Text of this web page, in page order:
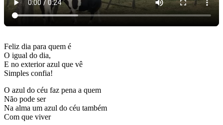
Feliz dia para quem é
O igual do dia,
E no exterior azul que vê
Simples confia!
O azul do céu faz pena a quem
Não pode ser
Na alma um azul do céu também
Com que viver